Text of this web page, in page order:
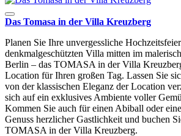
Das Tomasa in der Villa Kreuzberg
Planen Sie Ihre unvergessliche
denkmalgeschützten Villa mitten im
Berlin – das TOMASA in der Villa
Location für Ihren großen Tag. Lassen Sie
von der klassischen Eleganz der Location
sich auf ein exklusives Ambiente voller
Kommen Sie auch für einen Abiball oder
Genuss herzlicher Gastlichkeit und buchen
TOMASA in der Villa Kreuzberg.